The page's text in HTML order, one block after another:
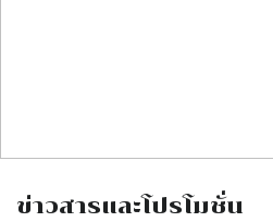
ข่าวสารและโปรโมชั่น